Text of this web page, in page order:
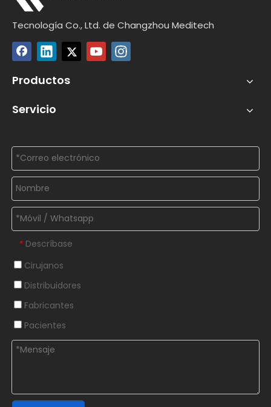
Tecnología Co., Ltd. de Changzhou Meditech
Productos
Servicio
* Descríbase
Cirujanos
Distribuidores
Fabricantes
Pacientes